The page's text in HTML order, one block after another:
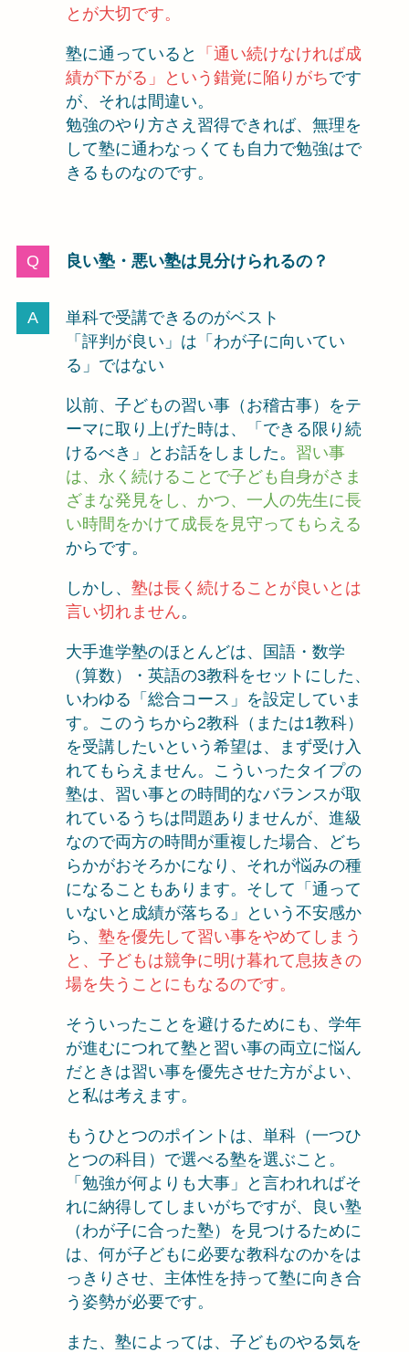
とが大切です。
塾に通っていると
「通い続けなければ成
績が下がる」という錯覚に陥りがちです
が、それは間違い。
勉強のやり方さえ習得できれば、無理を
して塾に通わなっくても自力で勉強はで
きるものなのです。
良い塾・悪い塾は見分けられるの？
単科で受講できるのがベスト
「評判が良い」は「わが子に向いてい
る」ではない
以前、子どもの習い事（お稽古事）をテ
ーマに取り上げた時は、「できる限り続
けるべき」とお話をしました。 習い事
は、永く続けることで子ども自身がさま
ざまな発見をし、かつ、一人の先生に長
い時間をかけて成長を見守ってもらえる
からです。
しかし、 塾は長く続けることが良いとは
言い切れません。
大手進学塾のほとんどは、国語・数学
（算数）・英語の3教科をセットにした、
いわゆる「総合コース」を設定していま
す。このうちから2教科（または1教科）
を受講したいという希望は、まず受け入
れてもらえません。こういったタイプの
塾は、習い事との時間的なバランスが取
れているうちは問題ありませんが、進級
なので両方の時間が重複した場合、どち
らかがおそろかになり、それが悩みの種
になることもあります。そして「通って
いないと成績が落ちる」という不安感か
ら、 塾を優先して習い事をやめてしまう
と、子どもは競争に明け暮れて息抜きの
場を失うことにもなるのです。
そういったことを避けるためにも、学年
が進むにつれて塾と習い事の両立に悩ん
だときは習い事を優先させた方がよい、
と私は考えます。
もうひとつのポイントは、単科（一つひ
とつの科目）で選べる塾を選ぶこと。
「勉強が何よりも大事」と言われればそ
れに納得してしまいがちですが、良い塾
（わが子に合った塾）を見つけるために
は、何が子どもに必要な教科なのかをは
っきりさせ、主体性を持って塾に向き合
う姿勢が必要です。
また、塾によっては、子どものやる気を